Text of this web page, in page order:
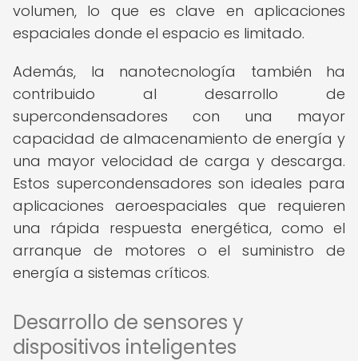
volumen, lo que es clave en aplicaciones
espaciales donde el espacio es limitado.
Además, la nanotecnología también ha
contribuido al desarrollo de
supercondensadores con una mayor
capacidad de almacenamiento de energía y
una mayor velocidad de carga y descarga.
Estos supercondensadores son ideales para
aplicaciones aeroespaciales que requieren
una rápida respuesta energética, como el
arranque de motores o el suministro de
energía a sistemas críticos.
Desarrollo de sensores y
dispositivos inteligentes